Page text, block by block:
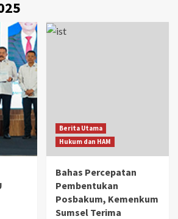
Berita Utama
Hukum dan HAM
Bahas Percepatan
Pembentukan
Posbakum, Kemenkum
Sumsel Terima